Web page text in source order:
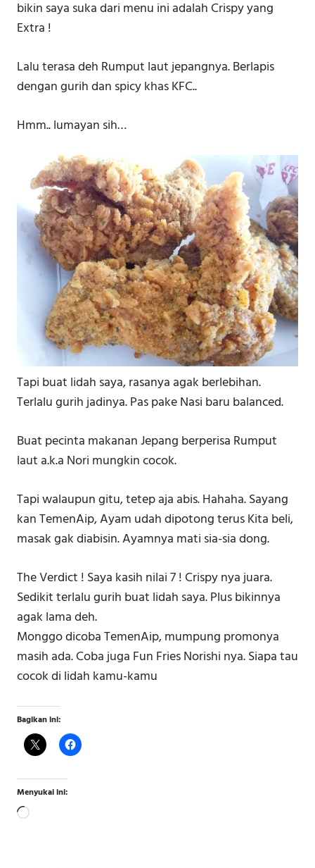
bikin saya suka dari menu ini adalah Crispy​ yang
Extra !
Lalu terasa deh Rumput laut jepangnya. Berlapis
dengan gurih dan spicy khas KFC..
Hmm.. lumayan sih…
Tapi buat lidah saya, rasanya agak berlebihan.
Terlalu gurih jadinya. Pas pake Nasi baru balanced.
Buat pecinta makanan Jepang berperisa Rumput
laut a.k.a Nori mungkin cocok.
Tapi walaupun gitu, tetep aja abis. Hahaha. Sayang
kan TemenAip, Ayam udah dipotong terus Kita beli,
masak gak diabisin. Ayamnya mati sia-sia dong.
The Verdict ! Saya kasih nilai 7 ! Crispy nya juara.
Sedikit terlalu gurih buat lidah saya. Plus bikinnya
agak lama deh.
Monggo dicoba TemenAip, mumpung promonya
masih ada. Coba juga Fun Fries Norishi nya. Siapa tau
cocok di lidah kamu-kamu
Bagikan ini:
Menyukai ini:
Memuat...